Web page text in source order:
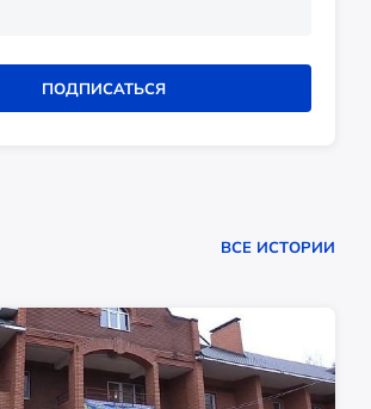
ПОДПИСАТЬСЯ
ВСЕ ИСТОРИИ